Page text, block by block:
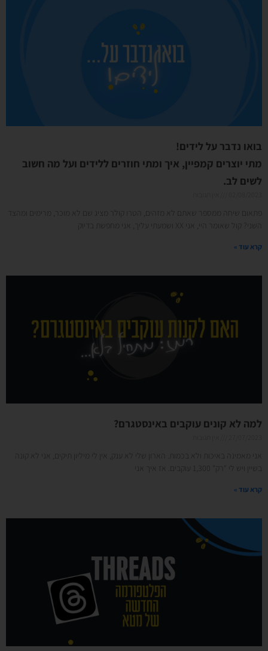
בואו נדבר על לידים!
מתי יוצרים קמפיין, איך ומתי חוזרים ללידים ועל מה חשוב
לשים לב.
פתאום שיחה ממספר שאתם לא מזהים, הטרו קולר מציג שם לא מוכר, מרימים ומהצד
השני? קול שאומר היי, אני XX ושמעתי עליך, אני מחפשת בדיוק
קרא עוד »
למה לא קונים עוקבים באינסטגרם?
אני מאמינה באיכות ולא בכמות. הארון שלי לא ענק, אין לי מיליון תיקים, אני לא קונה
בשיין ויש לי "רק" 1,300 עוקבים. אז איך אני
קרא עוד »